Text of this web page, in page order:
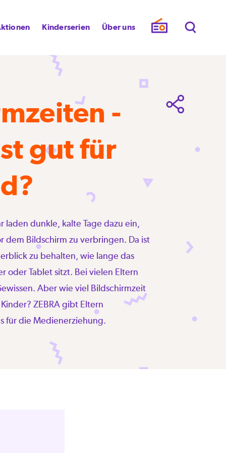
Kinderserien Über uns
-
gut für
laden dunkle, kalte Tage dazu ein,
dem Bildschirm zu verbringen. Da ist
zu behalten, wie lange das
oder Tablet sitzt. Bei vielen Eltern
Aber wie viel Bildschirmzeit
ZEBRA gibt Eltern
für die Medienerziehung.